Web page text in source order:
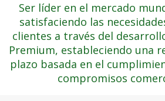
Ser líder en el mercado
satisfaciendo las
clientes a través del
Premium, estableciendo una
plazo basada en el
compromisos